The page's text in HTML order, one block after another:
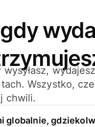
Wszystko,
chwili.
globalnie,